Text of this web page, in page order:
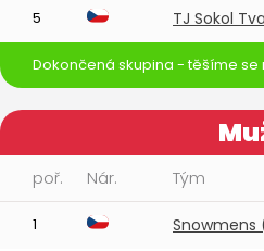
5 TJ Sokol
Dokončená skupina - těšíme se
poř. Nár. Tým
1 Snowmens